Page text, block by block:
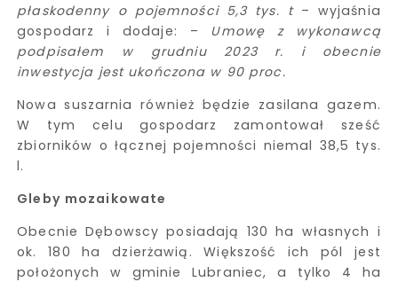
płaskodenny o pojemności 5,3 tys. t– wyjaśnia
gospodarz i dodaje: – Umowę z wykonawcą
podpisałem w grudniu 2023 r. i obecnie
inwestycja jest ukończona w 90 proc.
Nowa suszarnia również będzie zasilana gazem.
W tym celu gospodarz zamontował sześć
zbiorników o łącznej pojemności niemal 38,5 tys.
l.
Gleby mozaikowate
Obecnie Dębowscy posiadają 130 ha własnych i
ok. 180 ha dzierżawią. Większość ich pól jest
położonych w gminie Lubraniec, a tylko 4 ha